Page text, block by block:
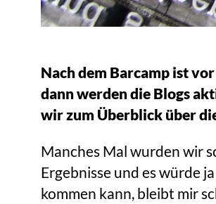
Nach dem Barcamp ist
dann werden die Blogs
wir zum Überblick über
Manches Mal wurden wir
Ergebnisse und es würde
kommen kann, bleibt mir